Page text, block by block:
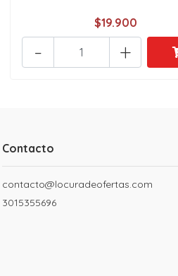
$19.900
+
-
Contacto
contacto@locuradeofertas.com
3015355696